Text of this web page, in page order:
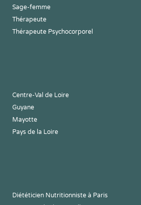
Sage-femme
Thérapeute
Thérapeute Psychocorporel
Centre-Val de Loire
Guyane
Mayotte
Pays de la Loire
Diététicien Nutritionniste à Paris